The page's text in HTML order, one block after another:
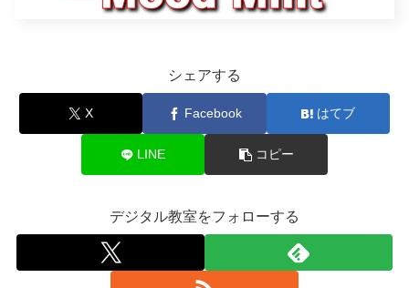
シェアする
X Facebook はてブ
LINE コピー
デジタル教室をフォローする